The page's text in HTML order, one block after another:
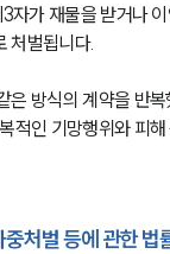
자가 재물을 받거나
처벌됩니다.
은 방식의 계약을 반
적인 기망행위와 피
처벌 등에 관한 법